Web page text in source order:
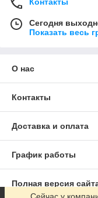
Контакты
Сегодня
Показать весь
О нас
Контакты
Доставка и оплата
График работы
Полная версия